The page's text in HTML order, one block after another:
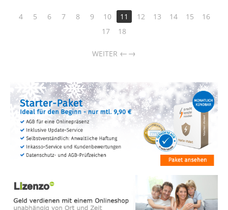
4 5 6 7 8 9 10 11 12 13 14 15
16
17
18
WEITER →